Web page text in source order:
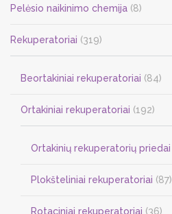
Pelėsio naikinimo chemija (8)
Rekuperatoriai (319)
Beortakiniai rekuperatoriai (84)
Ortakiniai rekuperatoriai (192)
Ortakinių rekuperatorių priedai
Plokšteliniai rekuperatoriai (87)
Rotaciniai rekuperatoriai (36)